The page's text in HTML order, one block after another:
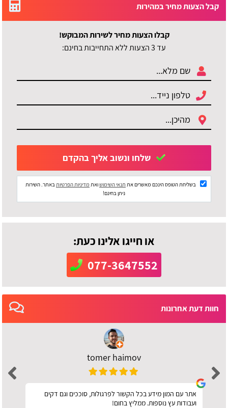
קבל הצעות מחיר במהירות
קבלו הצעות מחיר לשירות המבוקש!
עד 3 הצעות ללא התחייבות בחינם:
בשליחת הטופס הינכם מאשרים את תנאי השימושואת מדיניות הפרטיות באתר. השירות
ניתן בחינם!
או חייגו אלינו כעת:
077-3647552
חוות דעת אחרונות
tomer haimov
אתר עם המון מידע בכל הקשור לפרגולות, סוככים וגם דקים
ועבודות עץ נוספות. ממליץ בחום!